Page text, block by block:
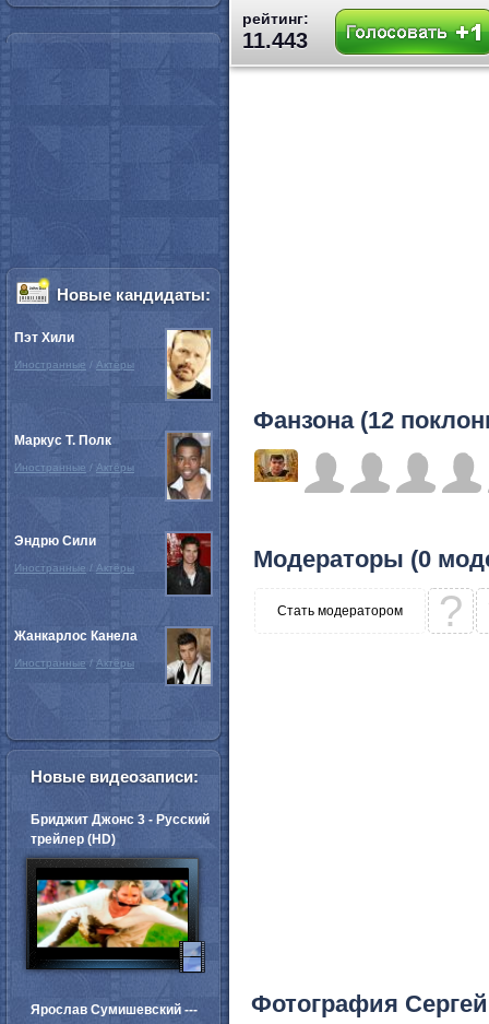
рейтинг:
11.443
Фанзона (12
Модераторы (0
Стать модератором ?
Фотография
Новые кандидаты:
Пэт Хили
Иностранные / Актёры
Маркус Т. Полк
Иностранные / Актёры
Эндрю Сили
Иностранные / Актёры
Жанкарлос Канела
Иностранные / Актёры
Новые видеозаписи:
Бриджит Джонс 3 - Русский
трейлер (HD)
Ярослав Сумишевский ---